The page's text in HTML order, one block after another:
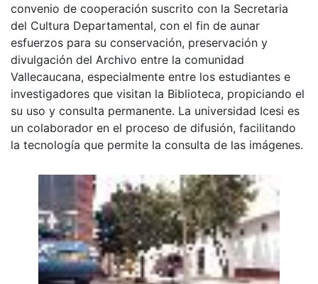
convenio de cooperación suscrito con la Secretaria
del Cultura Departamental, con el fin de aunar
esfuerzos para su conservación, preservación y
divulgación del Archivo entre la comunidad
Vallecaucana, especialmente entre los estudiantes e
investigadores que visitan la Biblioteca, propiciando el
su uso y consulta permanente. La universidad Icesi es
un colaborador en el proceso de difusión, facilitando
la tecnología que permite la consulta de las imágenes.